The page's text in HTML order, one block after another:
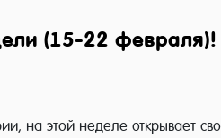
(15-22 февраля)!
на этой неделе открывает